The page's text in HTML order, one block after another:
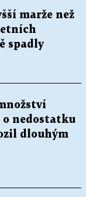
marže než
spadly
o nedostatku
dlouhým